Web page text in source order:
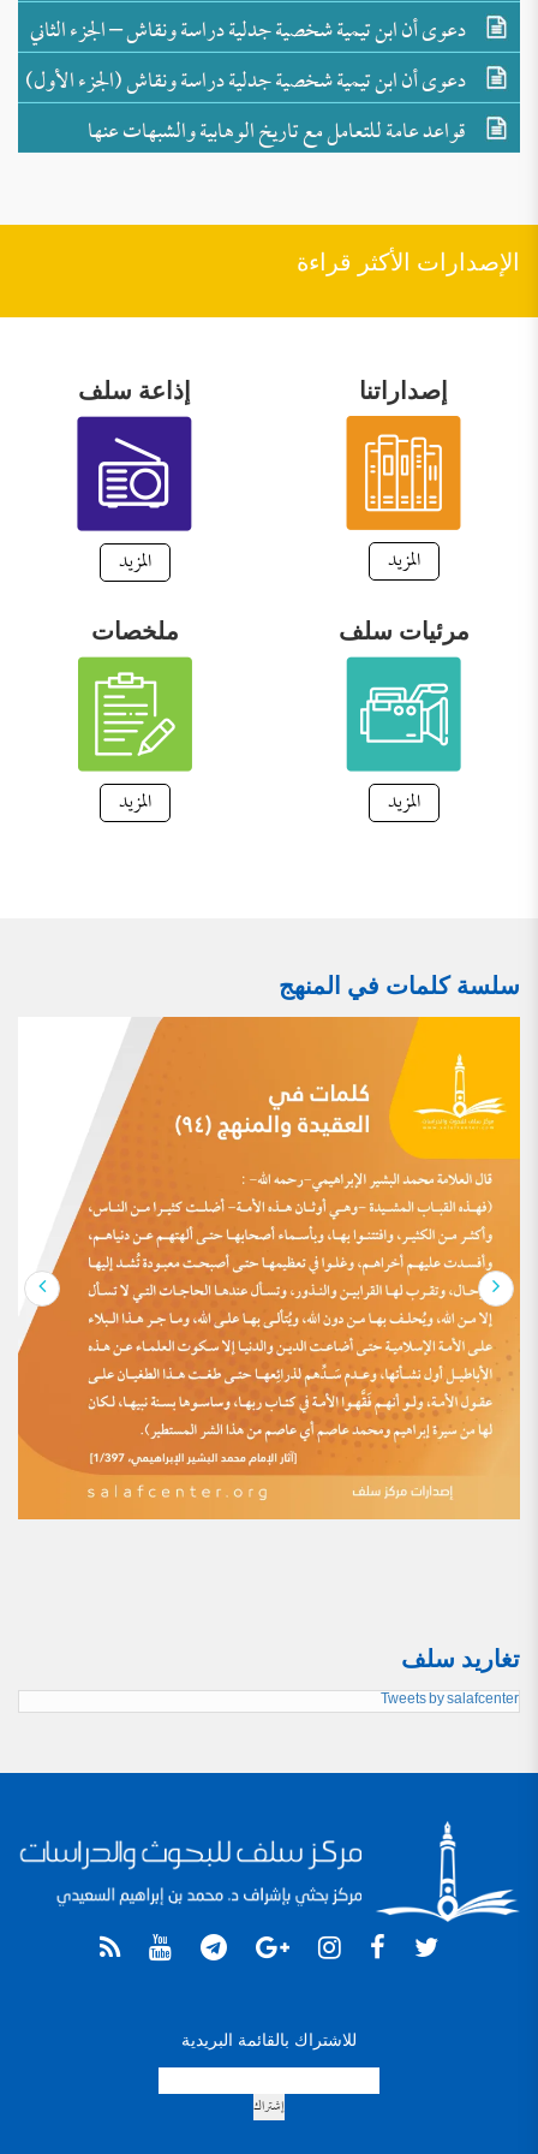
العلماء والمفكرين على مدحه
دعوى أن ابن تيمية شخصية جدلية دراسة ونقاش – الجزء الثاني
–
دعوى أن ابن تيمية شخصية جدلية دراسة ونقاش (الجزء الأول)
قواعد عامة للتعامل مع تاريخ الوهابية والشبهات عنها
الإصدارات الأكثر قراءة
إصداراتنا
المزيد
إذاعة سلف
المزيد
مرئيات سلف
المزيد
ملخصات
المزيد
سلسة كلمات في المنهج
تغاريد سلف
Tweets by salafcenter
للاشتراك بالقائمة البريدية